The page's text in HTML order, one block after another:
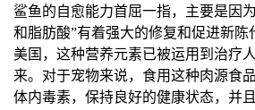
鲨鱼的自愈能力首屈一指，主要是因
和脂肪酸”有着强大的修复和促进新陈
美国，这种营养元素已被运用到治疗
来。对于宠物来说，食用这种肉源食
体内毒素，保持良好的健康状态，并